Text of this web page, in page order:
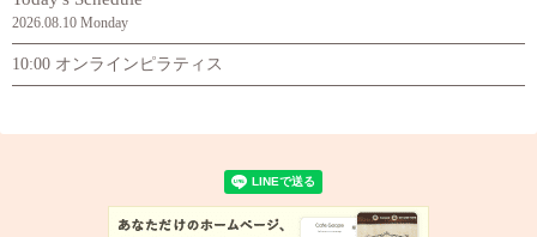
2026.08.10 Monday
10:00 オンラインピラティス